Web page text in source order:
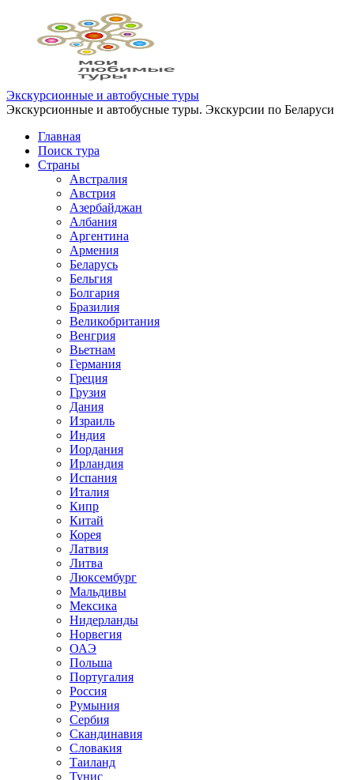
содержимому
Экскурсионные и автобусные туры
Экскурсионные и автобусные туры. Экскурсии по Беларуси
Главная
Поиск тура
Страны
Австралия
Австрия
Азербайджан
Албания
Аргентина
Армения
Беларусь
Бельгия
Болгария
Бразилия
Великобритания
Венгрия
Вьетнам
Германия
Греция
Грузия
Дания
Израиль
Индия
Иордания
Ирландия
Испания
Италия
Кипр
Китай
Корея
Латвия
Литва
Люксембург
Мальдивы
Мексика
Нидерланды
Норвегия
ОАЭ
Польша
Португалия
Россия
Румыния
Сербия
Скандинавия
Словакия
Таиланд
Тунис